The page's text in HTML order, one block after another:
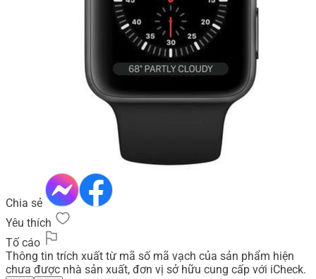
Chia sẻ
Yêu thích
Tố cáo
Thông tin trích xuất từ mã số mã vạch của sản phẩm hiện
chưa được nhà sản xuất, đơn vị sở hữu cung cấp với iCheck.